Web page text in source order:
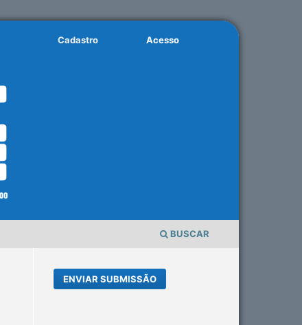
BUSCAR
Cadastro Acesso
ENVIAR SUBMISSÃO